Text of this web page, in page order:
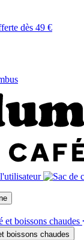
dès 49 €
et boissons chaudes
boissons chaudes